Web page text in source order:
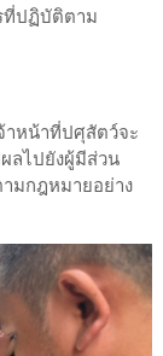
ที่ปฏิบัติตาม
าหน้าที่ปศุสัตว์จะ
ลไปยังผู้มีส่วน
ามกฎหมายอย่าง